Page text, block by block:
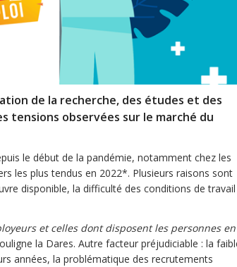
de la recherche, des études et des
tensions observées sur le marché du
le début de la pandémie, notamment chez les
les plus tendus en 2022*. Plusieurs raisons sont
disponible, la difficulté des conditions de travail
et celles dont disposent les personnes en
la Dares. Autre facteur préjudiciable : la
années, la problématique des recrutements